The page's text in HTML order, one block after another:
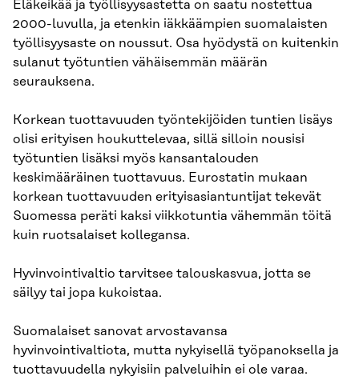
Eläkeikää ja työllisyysastetta on saatu nostettua
2000-luvulla, ja etenkin iäkkäämpien suomalaisten
työllisyysaste on noussut. Osa hyödystä on kuitenkin
sulanut työtuntien vähäisemmän määrän
seurauksena.
Korkean tuottavuuden työntekijöiden tuntien lisäys
olisi erityisen houkuttelevaa, sillä silloin nousisi
työtuntien lisäksi myös kansantalouden
keskimääräinen tuottavuus. Eurostatin mukaan
korkean tuottavuuden erityisasiantuntijat tekevät
Suomessa peräti kaksi viikkotuntia vähemmän töitä
kuin ruotsalaiset kollegansa.
Hyvinvointivaltio tarvitsee talouskasvua, jotta se
säilyy tai jopa kukoistaa.
Suomalaiset sanovat arvostavansa
hyvinvointivaltiota, mutta nykyisellä työpanoksella ja
tuottavuudella nykyisiin palveluihin ei ole varaa.